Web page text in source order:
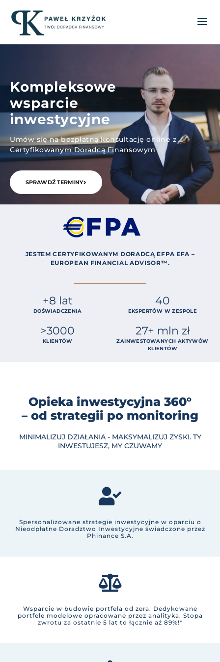
Kompleksowe
wsparcie
inwestycyjne
Umów się na bezpłatną konsultację online z
Certyfikowanym Doradcą Finansowym
SPRAWDŹ TERMINY
JESTEM CERTYFIKOWANYM DORADCĄ EFPA EFA –
EUROPEAN FINANCIAL ADVISOR™.
+8 lat
DOŚWIADCZENIA
40
EKSPERTÓW W ZESPOLE
>3000
KLIENTÓW
27+ mln zł
ZAINWESTOWANYCH AKTYWÓW
KLIENTÓW
Opieka inwestycyjna 360°
– od strategii po monitoring
MINIMALIZUJ DZIAŁANIA - MAKSYMALIZUJ ZYSKI. TY
INWESTUJESZ, MY CZUWAMY
Spersonalizowane strategie inwestycyjne w oparciu o
Nieodpłatne Doradztwo Inwestycyjne świadczone przez
Phinance S.A.
Wsparcie w budowie portfela od zera. Dedykowane
portfele modelowe opracowane przez analityka. Stopa
zwrotu za ostatnie 5 lat to łącznie aż 89%!*